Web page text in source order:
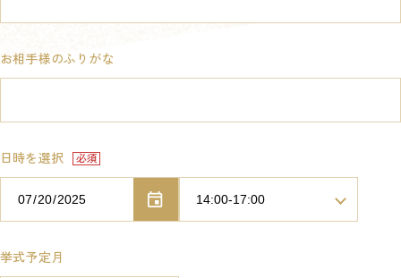
お相手様のふりがな
日時を選択
挙式予定月